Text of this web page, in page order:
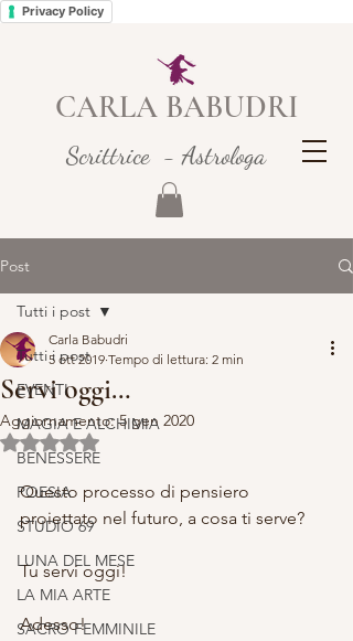
Privacy Policy
CARLA BABUDRI
Scrittrice - Astrologa
Post
Tutti i post
EVENTI
MAGIA E ALCHIMIA
BENESSERE
POESIA
STUDIO 69
LUNA DEL MESE
LA MIA ARTE
SACRO FEMMINILE
Tutti i post
Servi oggi…
Carla Babudri
5 ott 2019 Tempo di lettura: 2 min
Aggiornamento:5 gen 2020
Valutazione NaN stelle su 5.
Questo processo di pensiero
proiettato nel futuro, a cosa ti serve?
Tu servi oggi!
Adesso!